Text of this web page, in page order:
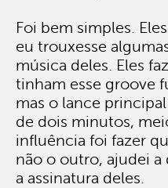
Foi bem simples.
eu trouxesse
música deles. Eles
tinham esse groove
mas o lance
de dois minutos,
influência foi fazer
não o outro, ajudei a
a assinatura deles.